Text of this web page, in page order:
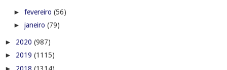
► fevereiro (56)
► janeiro (79)
► 2020 (987)
► 2019 (1115)
► 2018 (1314)